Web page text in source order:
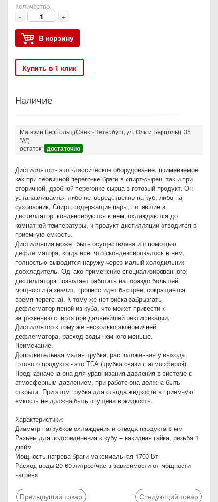
Количество
- +
В корзину
Купить в 1 клик
Наличие
Магазин Берггольц (Санкт-Петербург, ул. Ольги Берггольц, 35
"А")
остаток: достаточно
Дистиллятор - это классическое оборудование, применяемое
как при первичной перегонке браги в спирт-сырец, так и при
вторичной, дробной перегонке сырца в готовый продукт. Он
устанавливается либо непосредственно на куб, либо на
сухопарник. Спиртосодержащие пары, попавшие в
дистиллятор, конденсируются в нем, охлаждаются до
комнатной температуры, и продукт дистилляции отводится в
приемную емкость.
Дистилляция может быть осуществлена и с помощью
дефлегматора, когда все, что сконденсировалось в нем,
полностью выводится наружу через малый холодильник-
доохладитель. Однако применение специализированного
дистиллятора позволяет работать на гораздо большей
мощности (а значит, процесс идет быстрее, сокращается
время перегона). К тому же нет риска забрызгать
дефлегматор пеной из куба, что может привести к
загрязнению спирта при дальнейшей ректификации.
Дистиллятор к тому же несколько экономичней
дефлегматора, расход воды немного меньше.
Примечание.
Дополнительная малая трубка, расположенная у выхода
готового продукта - это ТСА (трубка связи с атмосферой).
Предназначена она для уравнивания давления в системе с
атмосферным давлением, при работе она должна быть
открыта. При этом трубка для отвода жидкости в приемную
емкость не должна быть опущена в жидкость.
Характеристики:
Диаметр патрубков охлаждения и отвода продукта 8 мм
Разьем для подсоединения к кубу – накидная гайка, резьба 1
дюйм
Мощность нагрева браги максимальная 1700 Вт
Расход воды 20-60 литров/час в зависимости от мощности
нагрева
Предыдущий товар Следующий товар